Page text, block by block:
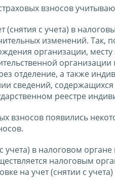
взносов
(снятия с учета) в
изменений. Так,
организации,
организации
отделение, а также
сведений,
реестре
взносов появились
учета) в налоговом
налоговым
на учет (снятии с